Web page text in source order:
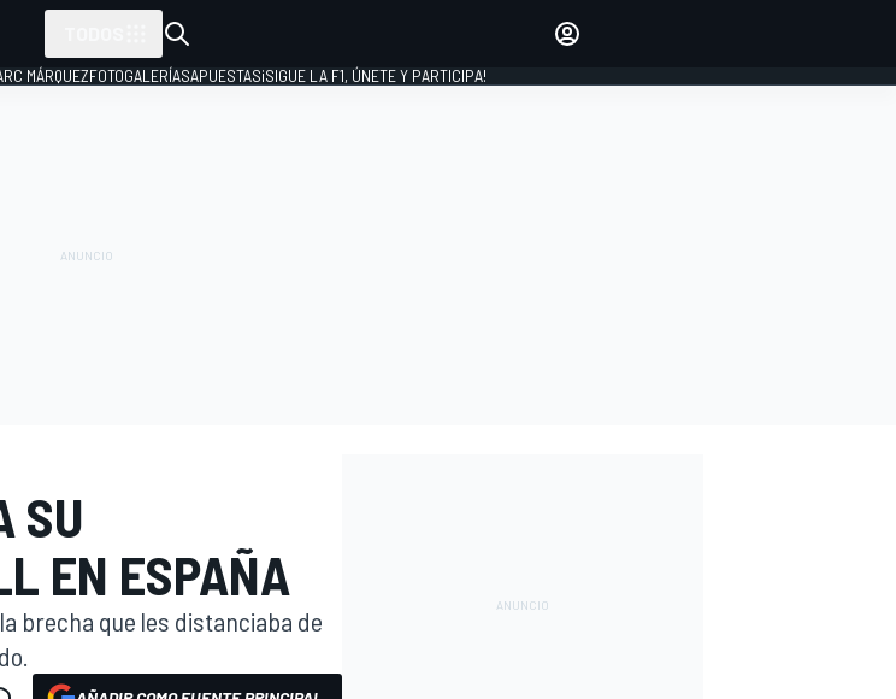
MÁRQUEZFOTOGALERÍASAPUESTAS¡SIGUE LA F1, ÚNETE Y PARTICIPA!
SU
EN ESPAÑA
brecha que les distanciaba de